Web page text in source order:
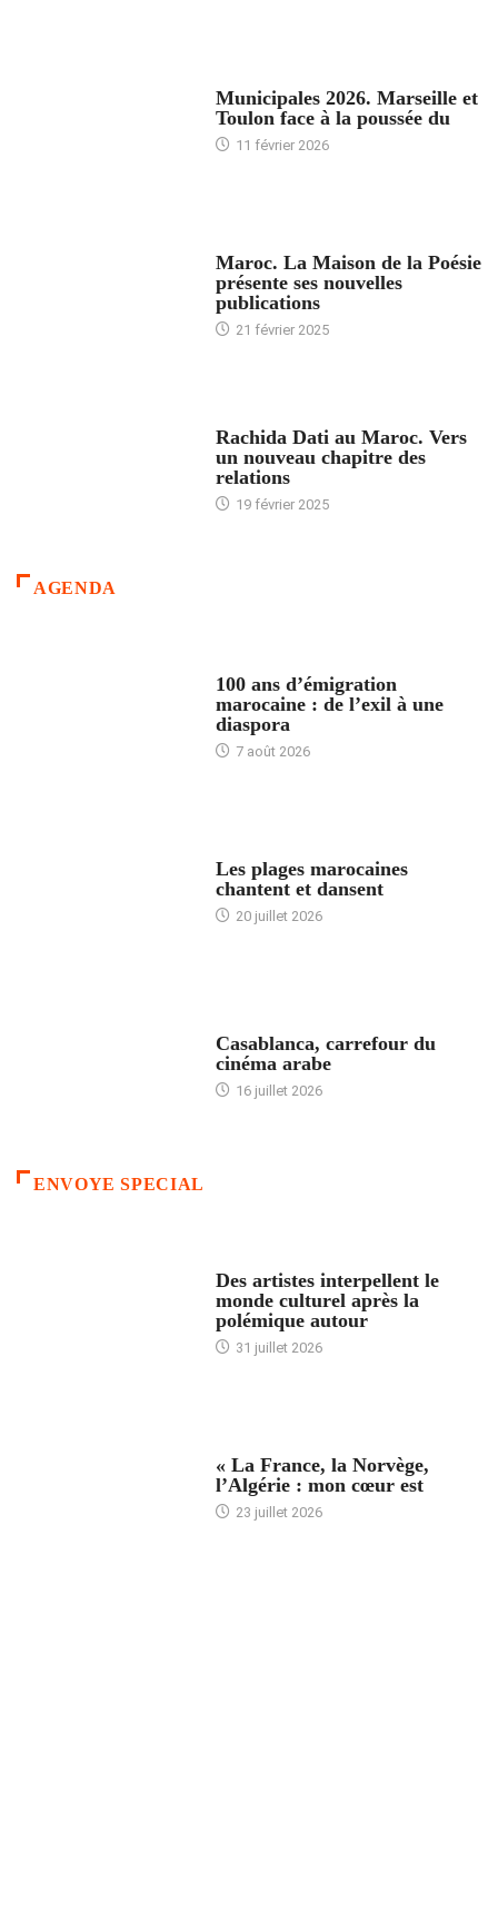
Municipales 2026. Marseille et
Toulon face à la poussée du
11 février 2026
Maroc. La Maison de la Poésie
présente ses nouvelles
publications
21 février 2025
Rachida Dati au Maroc. Vers
un nouveau chapitre des
relations
19 février 2025
AGENDA
100 ans d’émigration
marocaine : de l’exil à une
diaspora
7 août 2026
Les plages marocaines
chantent et dansent
20 juillet 2026
Casablanca, carrefour du
cinéma arabe
16 juillet 2026
ENVOYE SPECIAL
Des artistes interpellent le
monde culturel après la
polémique autour
31 juillet 2026
« La France, la Norvège,
l’Algérie : mon cœur est
23 juillet 2026